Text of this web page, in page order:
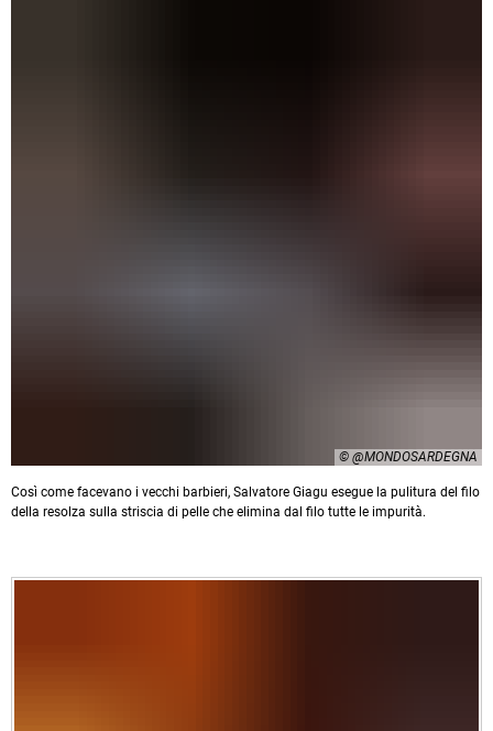
© @MONDOSARDEGNA
Così come facevano i vecchi barbieri, Salvatore Giagu esegue la pulitura del filo
della resolza sulla striscia di pelle che elimina dal filo tutte le impurità.